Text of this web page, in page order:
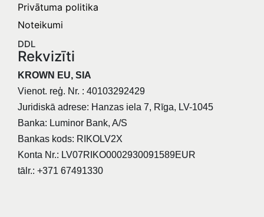
Privātuma politika
Noteikumi
DDL
Rekvizīti
KROWN EU, SIA
Vienot. reģ. Nr. : 40103292429
Juridiskā adrese: Hanzas iela 7, Rīga, LV-1045
Banka: Luminor Bank, A/S
Bankas kods: RIKOLV2X
Konta Nr.: LV07RIKO0002930091589EUR
tālr.: +371 67491330